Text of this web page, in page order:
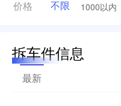
价格 不限 1000以内
拆车件信息
最新